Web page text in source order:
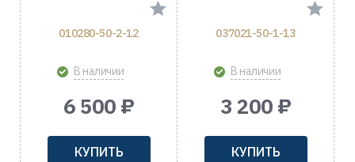
010280-50-2-12
В наличии
6 500 ₽
КУПИТЬ
037021-50-1-13
В наличии
3 200 ₽
КУПИТЬ